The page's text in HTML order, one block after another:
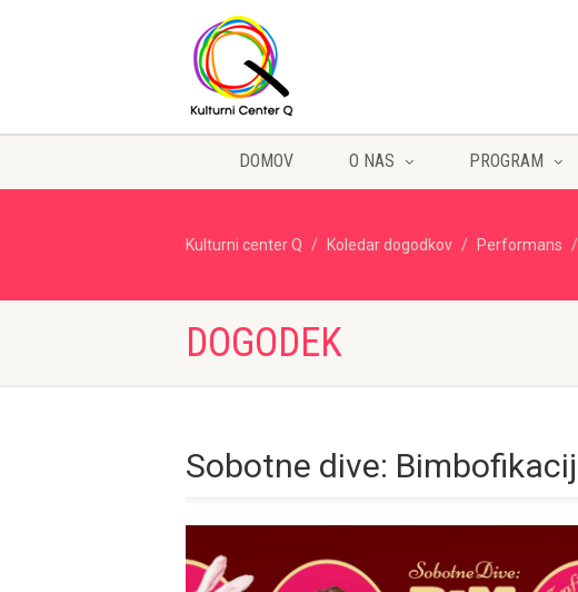
DOMOV O NAS PROGRAM
Kulturni center Q Koledar dogodkov Performans
DOGODEK
Sobotne dive: